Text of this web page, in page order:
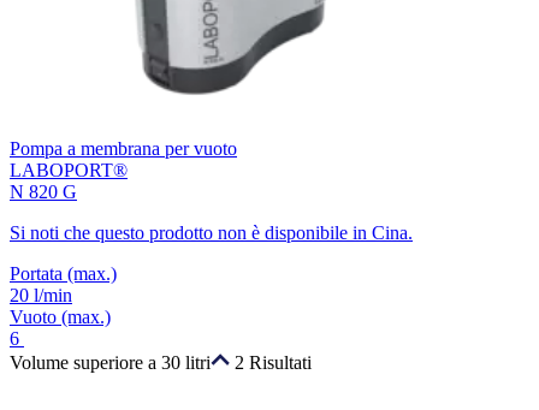
Pompa a membrana per vuoto
LABOPORT®
N 820 G
Si noti che questo prodotto non è disponibile in Cina.
Portata (max.)
20 l/min
Vuoto (max.)
6
Volume superiore a 30 litri
2 Risultati